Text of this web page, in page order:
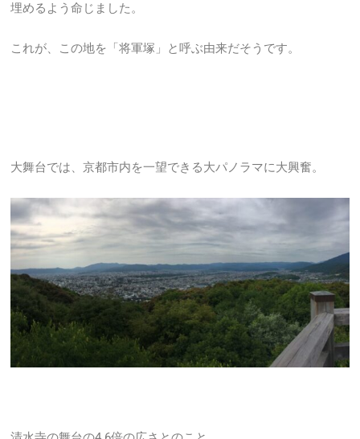
埋めるよう命じました。
これが、この地を「将軍塚」と呼ぶ由来だそうです。
大舞台では、京都市内を一望できる大パノラマに大興奮。